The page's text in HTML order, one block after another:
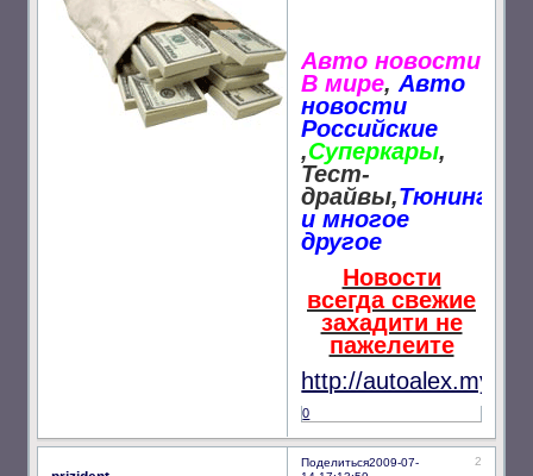
Авто новости
В мире,Авто
новости
Российские
,Суперкары,
Тест-
драйвы,Тюнинг
и многое
другое
Hовости
всегда свежие
захадити не
пажелеите
http://
0
Поделиться 2
2009-07-